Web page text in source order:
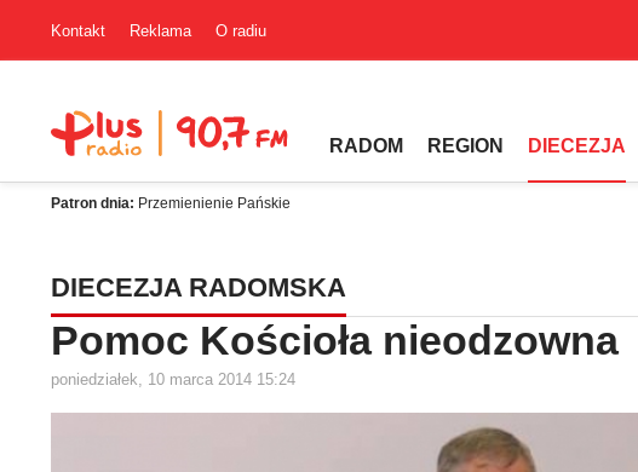
Kontakt Reklama O radiu
RADOM REGION DIECEZJA
Patron dnia: Przemienienie Pańskie
DIECEZJA RADOMSKA
Pomoc Kościoła nieodzowna
poniedziałek, 10 marca 2014 15:24